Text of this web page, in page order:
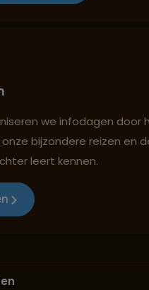
meer over Robbeneiland
meer over Sani Pass
we infodagen door
bijzondere reizen en
leert kennen.